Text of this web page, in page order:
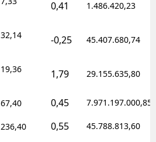
0,41 1.486.420,23
32,14 -0,25 45.407.680,74
19,36 1,79 29.155.635,80
67,40 0,45 7.971.197.000,85
236,40 0,55 45.788.813,60